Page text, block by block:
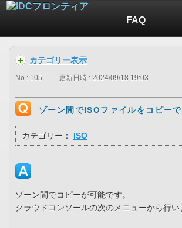
FAQ
カテゴリー表示
No : 105 更新日時 : 2024/09/18 19:03
ゾーン間でISOファイルをコピー
カテゴリー： ISO
ゾーン間でコピーが可能です。
クラウドコンソールの次のメニューから行い